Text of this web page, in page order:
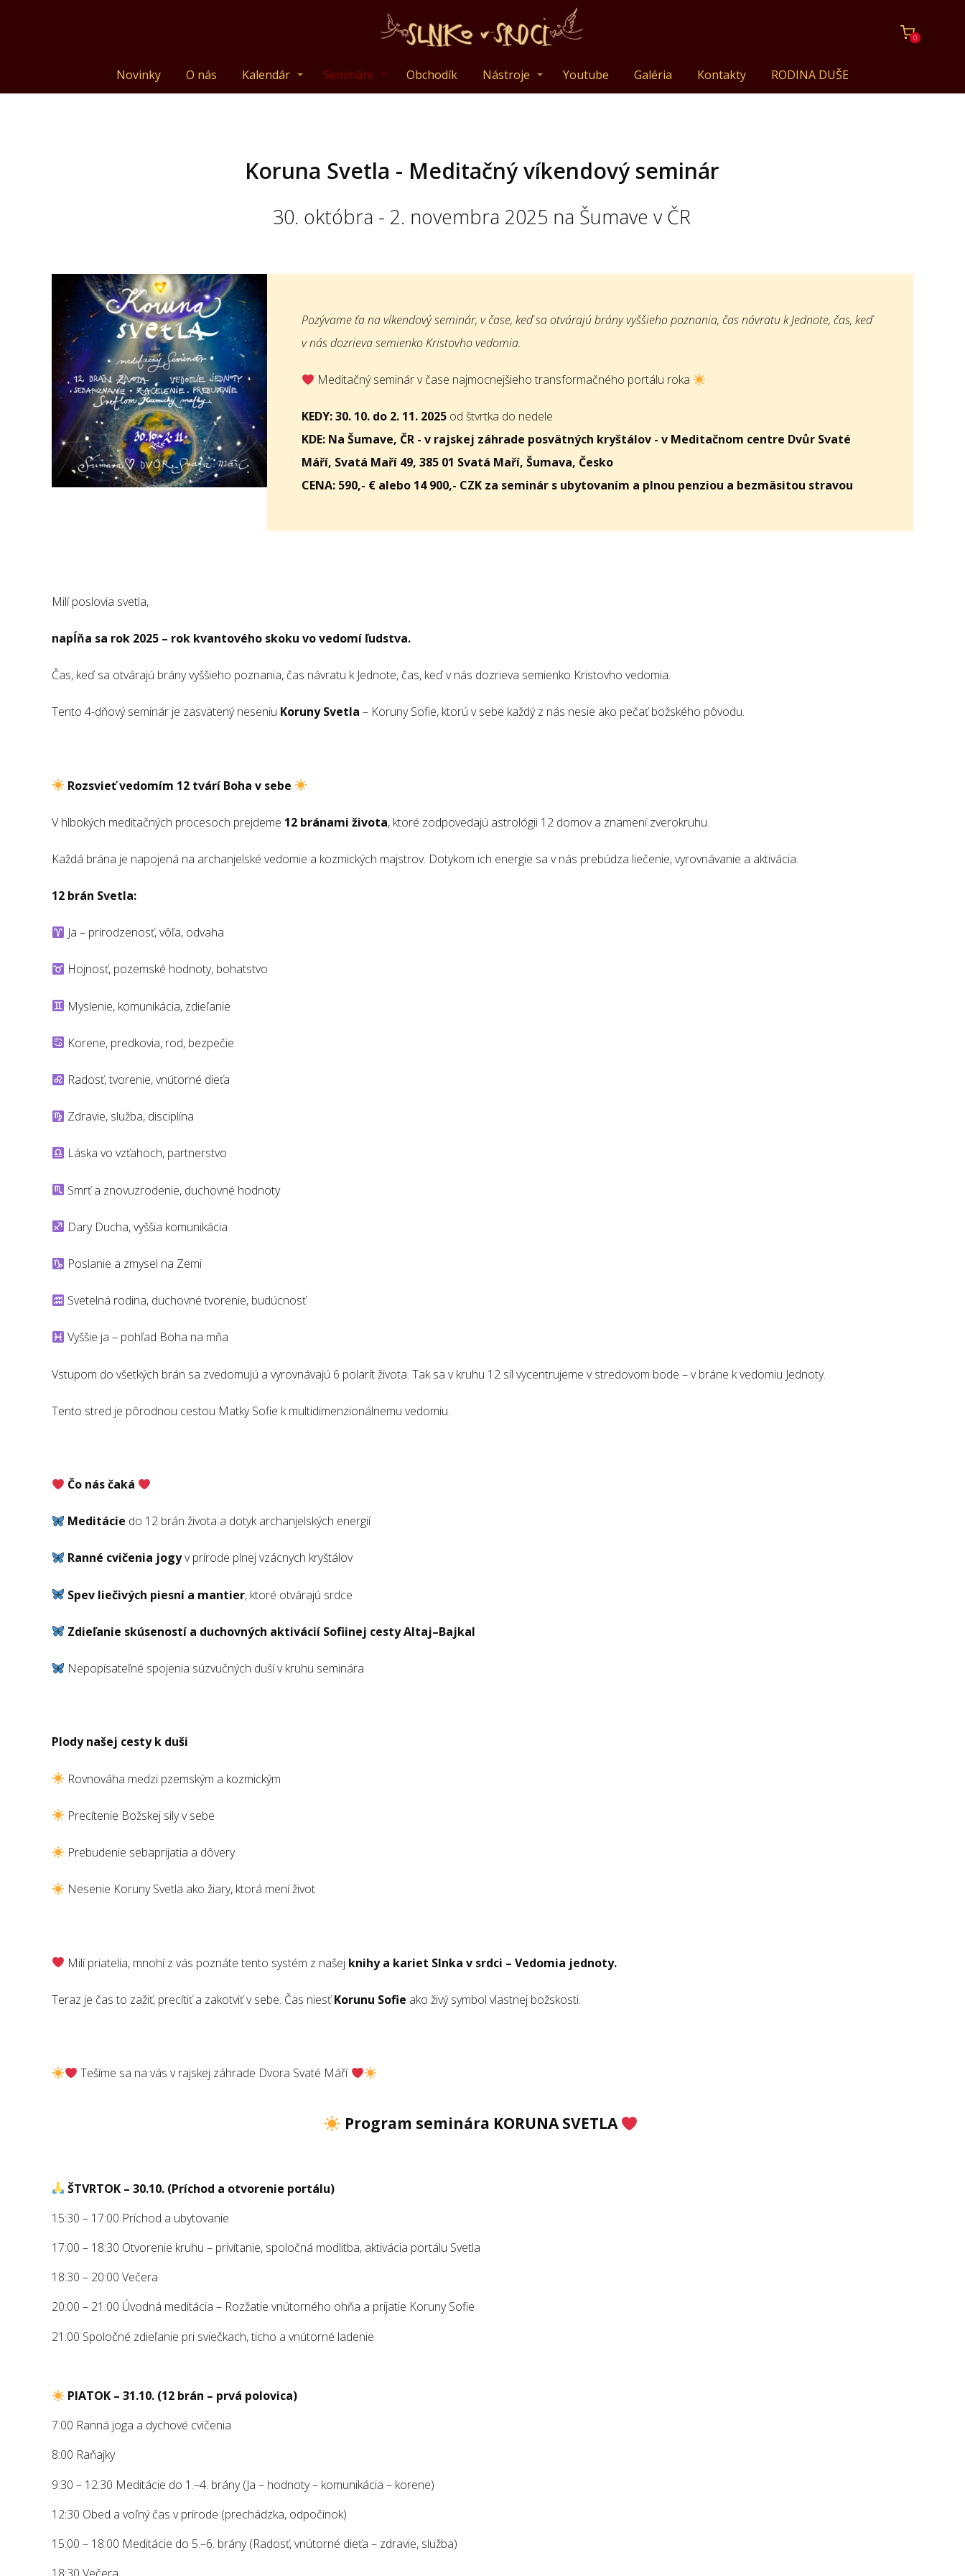
0
Novinky O nás Kalendár Semináre Obchodík Nástroje Youtube Galéria Kontakty RODINA DUŠE
Koruna Svetla - Meditačný víkendový seminár
30. októbra - 2. novembra 2025 na Šumave v ČR
Pozývame ťa na víkendový seminár, v čase, keď sa otvárajú brány vyššieho poznania, čas návratu k Jednote, čas, keď
v nás dozrieva semienko Kristovho vedomia.
Meditačný seminár v čase najmocnejšieho transformačného portálu roka
KEDY: 30. 10. do 2. 11. 2025 od štvrtka do nedele
KDE: Na Šumave, ČR - v rajskej záhrade posvätných kryštálov - v Meditačnom centre Dvůr Svaté
Máří, Svatá Maří 49, 385 01 Svatá Maří, Šumava, Česko
CENA: 590,- € alebo 14 900,- CZK za seminár s ubytovaním a plnou penziou a bezmäsitou stravou
Milí poslovia svetla,
napĺňa sa rok 2025 – rok kvantového skoku vo vedomí ľudstva.
Čas, keď sa otvárajú brány vyššieho poznania, čas návratu k Jednote, čas, keď v nás dozrieva semienko Kristovho vedomia.
Tento 4-dňový seminár je zasvätený neseniu Koruny Svetla – Koruny Sofie, ktorú v sebe každý z nás nesie ako pečať božského pôvodu.
Rozsvieť vedomím 12 tvárí Boha v sebe
V hlbokých meditačných procesoch prejdeme 12 bránami života, ktoré zodpovedajú astrológii 12 domov a znamení zverokruhu.
Každá brána je napojená na archanjelské vedomie a kozmických majstrov. Dotykom ich energie sa v nás prebúdza liečenie, vyrovnávanie a aktivácia.
12 brán Svetla:
Ja – prirodzenosť, vôľa, odvaha
Hojnosť, pozemské hodnoty, bohatstvo
Myslenie, komunikácia, zdieľanie
Korene, predkovia, rod, bezpečie
Radosť, tvorenie, vnútorné dieťa
Zdravie, služba, disciplína
Láska vo vzťahoch, partnerstvo
Smrť a znovuzrodenie, duchovné hodnoty
Dary Ducha, vyššia komunikácia
Poslanie a zmysel na Zemi
Svetelná rodina, duchovné tvorenie, budúcnosť
Vyššie ja – pohľad Boha na mňa
Vstupom do všetkých brán sa zvedomujú a vyrovnávajú 6 polarít života. Tak sa v kruhu 12 síl vycentrujeme v stredovom bode – v bráne k vedomiu Jednoty.
Tento stred je pôrodnou cestou Matky Sofie k multidimenzionálnemu vedomiu.
Čo nás čaká
Meditácie do 12 brán života a dotyk archanjelských energií
Ranné cvičenia jogyv prírode plnej vzácnych kryštálov
Spev liečivých piesní a mantier, ktoré otvárajú srdce
Zdieľanie skúseností a duchovných aktivácií Sofiinej cesty Altaj–Bajkal
Nepopísateľné spojenia súzvučných duší v kruhu seminára
Plody našej cesty k duši
Rovnováha medzi pzemským a kozmickým
Precítenie Božskej sily v sebe
Prebudenie sebaprijatia a dôvery
Nesenie Koruny Svetla ako žiary, ktorá mení život
Milí priatelia, mnohí z vás poznáte tento systém z našej knihy a kariet Slnka v srdci – Vedomia jednoty.
Teraz je čas to zažiť, precítiť a zakotviť v sebe. Čas niesťKorunu Sofie ako živý symbol vlastnej božskosti.
Tešíme sa na vás v rajskej záhrade Dvora Svaté Máří
Program seminára KORUNA SVETLA
ŠTVRTOK – 30.10. (Príchod a otvorenie portálu)
15:30 – 17:00 Príchod a ubytovanie
17:00 – 18:30 Otvorenie kruhu – privítanie, spoločná modlitba, aktivácia portálu Svetla
18:30 – 20:00 Večera
20:00 – 21:00 Úvodná meditácia – Rozžatie vnútorného ohňa a prijatie Koruny Sofie
21:00 Spoločné zdieľanie pri sviečkach, ticho a vnútorné ladenie
PIATOK – 31.10. (12 brán – prvá polovica)
7:00 Ranná joga a dychové cvičenia
8:00 Raňajky
9:30 – 12:30 Meditácie do 1.–4. brány (Ja – hodnoty – komunikácia – korene)
12:30 Obed a voľný čas v prírode (prechádzka, odpočinok)
15:00 – 18:00 Meditácie do 5.–6. brány (Radosť, vnútorné dieťa – zdravie, služba)